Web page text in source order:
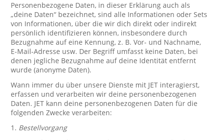
Personenbezogene Daten, in dieser Erklärung auch als
„deine Daten“ bezeichnet, sind alle Informationen oder Sets
von Informationen, über die wir dich direkt oder indirekt
persönlich identifizieren können, insbesondere durch
Bezugnahme auf eine Kennung, z. B. Vor- und Nachname,
E-Mail-Adresse usw. Der Begriff umfasst keine Daten, bei
denen jegliche Bezugnahme auf deine Identität entfernt
wurde (anonyme Daten).
Wann immer du über unsere Dienste mit JET interagierst,
erfassen und verarbeiten wir deine personenbezogenen
Daten. JET kann deine personenbezogenen Daten für die
folgenden Zwecke verarbeiten:
1. Bestellvorgang